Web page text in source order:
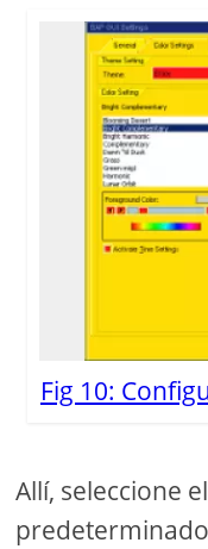
Fig 10:
Allí, seleccione